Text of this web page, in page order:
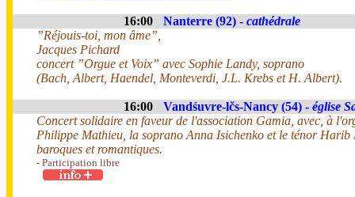
16:00 Nanterre (92) - cathédrale
”Réjouis-toi, mon âme”,
Jacques Pichard
concert ”Orgue et Voix” avec Sophie Landy, soprano
(Bach, Albert, Haendel, Monteverdi, J.L. Krebs et H. Albert).
16:00 Vandśuvre-lčs-Nancy (54) - église
Concert solidaire en faveur de l'association Gamia, avec, à
Philippe Mathieu, la soprano Anna Isichenko et le ténor Harib
baroques et romantiques.
- Participation libre